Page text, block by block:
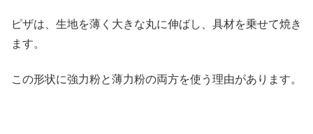
ピザは、生地を薄く大きな丸に伸ばし、具材を乗せて焼き
ます。
この形状に強力粉と薄力粉の両方を使う理由があります。